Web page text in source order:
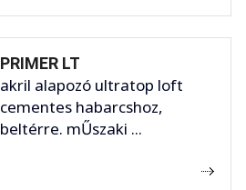
PRIMER LT
akril alapozó ultratop loft
cementes habarcshoz,
beltérre. mŰszaki ...